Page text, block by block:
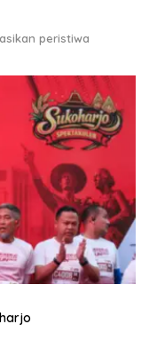
peristiwa